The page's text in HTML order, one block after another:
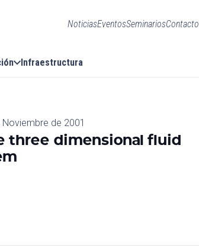
NoticiasEventosSeminariosContacto
Infraestructura
Noviembre de 2001
three dimensional fluid